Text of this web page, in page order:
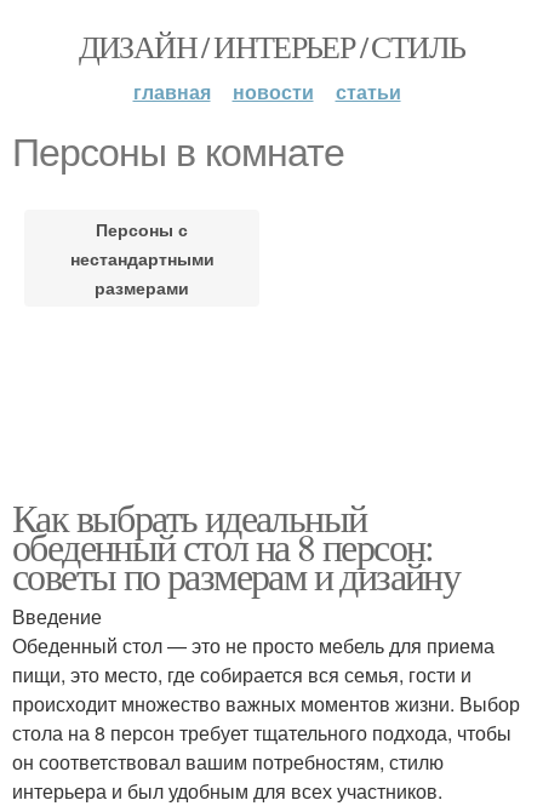
ДИЗАЙН / ИНТЕРЬЕР / СТИЛЬ
главная новости статьи
Персоны в комнате
Персоны с
нестандартными
размерами
Как выбрать идеальный
обеденный стол на 8 персон:
советы по размерам и дизайну
Введение
Обеденный стол — это не просто мебель для приема
пищи, это место, где собирается вся семья, гости и
происходит множество важных моментов жизни. Выбор
стола на 8 персон требует тщательного подхода, чтобы
он соответствовал вашим потребностям, стилю
интерьера и был удобным для всех участников.